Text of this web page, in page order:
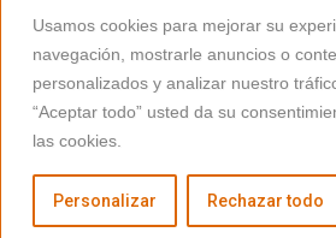
Usamos cookies para mejorar su
navegación, mostrarle anuncios o
personalizados y analizar nuestro
“Aceptar todo” usted da su
las cookies.
Personalizar Rechazar todo
síguenos en nuestras